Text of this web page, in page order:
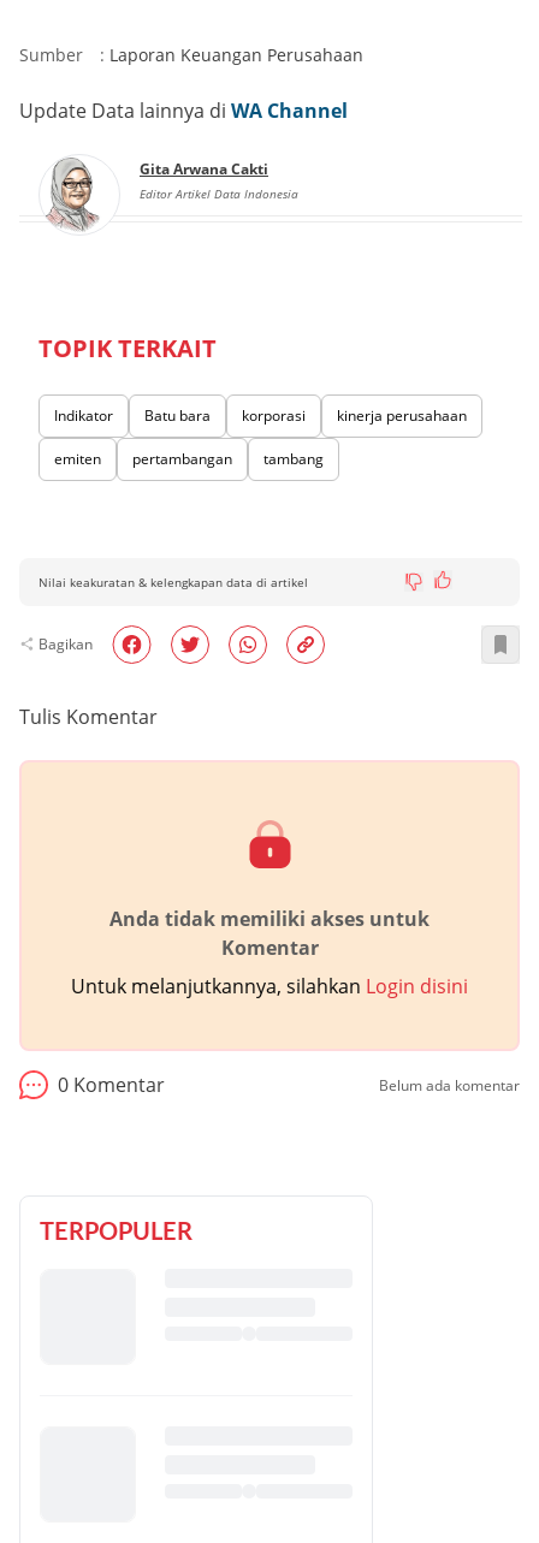
Sumber : Laporan Keuangan Perusahaan
Update Data lainnya di WA Channel
Gita Arwana Cakti
Editor Artikel Data Indonesia
TOPIK TERKAIT
Indikator Batu bara korporasi kinerja perusahaan
emiten pertambangan tambang
Nilai keakuratan & kelengkapan data di artikel
Bagikan
Tulis Komentar
Anda tidak memiliki akses untuk
Komentar
Untuk melanjutkannya, silahkan Login disini
0 Komentar Belum ada komentar
TERPOPULER